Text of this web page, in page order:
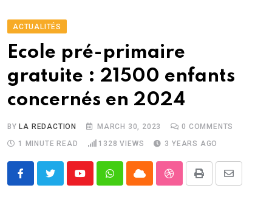
ACTUALITÉS
Ecole pré-primaire
gratuite : 21500 enfants
concernés en 2024
BYLA REDACTION MARCH 30, 2023 0 COMMENTS
1 MINUTE READ
1328 VIEWS 3 YEARS AGO
YoutubeWhatsappCloud StumbleUpon
Print
Share